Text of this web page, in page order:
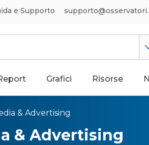
e Supporto
Grafici Risorse
& Advertising
& Advertising